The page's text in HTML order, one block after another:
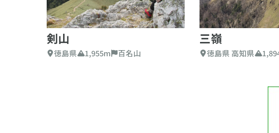
剣山
徳島県 1,955m 百名山
三嶺
徳島県 高知県